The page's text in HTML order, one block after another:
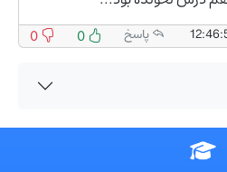
پاسخ 0
0